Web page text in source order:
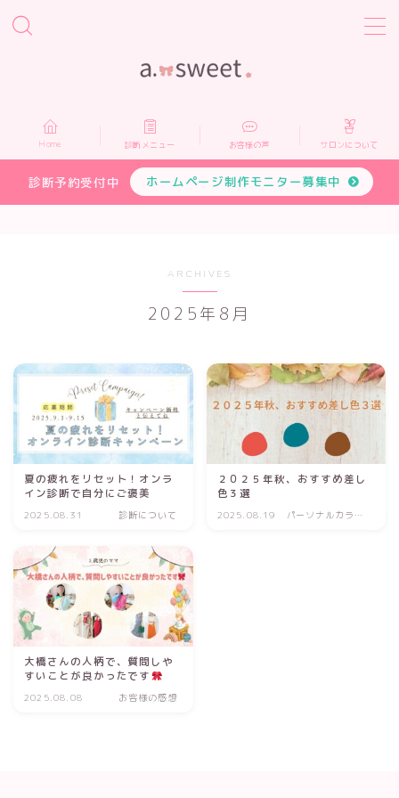
Home
診断メニュー
お申し込み
Home 診断メニュー お客様の声 サロンについて
診断予約受付中 ホームページ制作モニター募集中
ARCHIVES
2025年8月
夏の疲れをリセット！オンラ
イン診断で自分にご褒美
2025.08.31 診断について
２０２５年秋、おすすめ差し
色３選
2025.08.19
パーソナルカラー
大橋さんの人柄で、質問しや
すいことが良かったです
2025.08.08 お客様の感想